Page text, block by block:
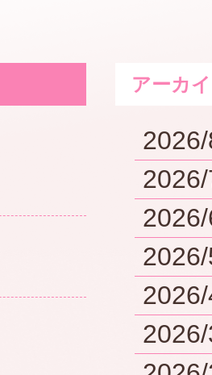
アーカ